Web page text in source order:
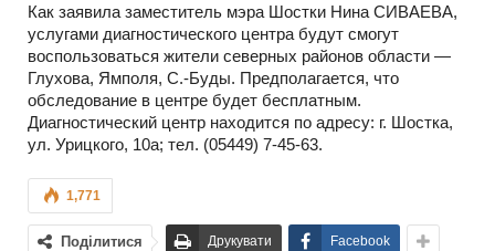
Как заявила заместитель мэра Шостки Нина СИВАЕВА,
услугами диагностического центра будут смогут
воспользоваться жители северных районов области —
Глухова, Ямполя, С.-Буды. Предполагается, что
обследование в центре будет бесплатным.
Диагностический центр находится по адресу: г. Шостка,
ул. Урицкого, 10а; тел. (05449) 7-45-63.
1,771
Поділитися Друкувати Facebook